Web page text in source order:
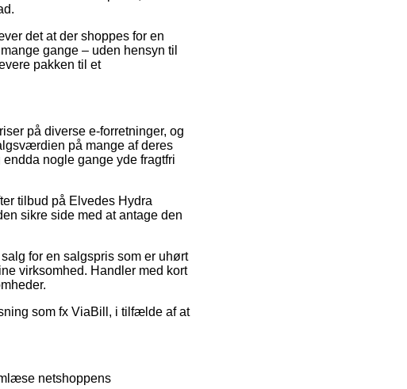
det at der shoppes for en
gange – uden hensyn til
pakken til et
på diverse e-forretninger, og
på mange af deres
nogle gange yde fragtfri
tilbud på Elvedes Hydra
sikre side med at antage den
for en salgspris som er uhørt
virksomhed. Handler med kort
som fx ViaBill, i tilfælde af at
netshoppens